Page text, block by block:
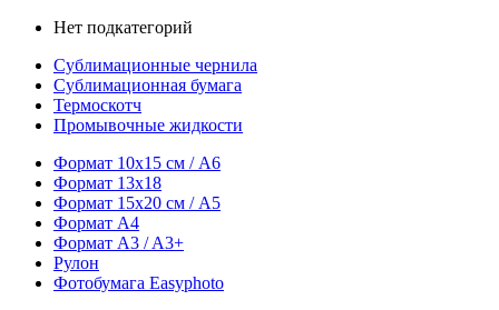
Нет подкатегорий
Сублимационные чернила
Сублимационная бумага
Термоскотч
Промывочные жидкости
Формат 10х15 см / A6
Формат 13х18
Формат 15х20 см / A5
Формат А4
Формат A3 / A3+
Рулон
Фотобумага Easyphoto